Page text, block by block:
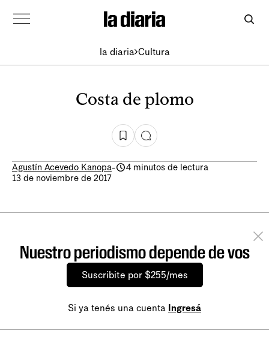
la diaria Cultura
Costa de plomo
Agustín Acevedo Kanopa-
4 minutos de lectura
13 de noviembre de 2017
Nuestro periodismo depende de vos
Suscribite por $255/mes
Si ya tenés una cuenta Ingresá